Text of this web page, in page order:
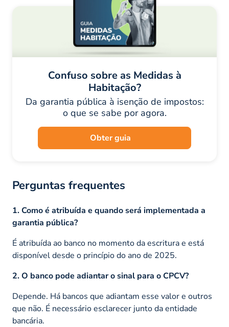
Confuso sobre as Medidas à
Habitação?
Da garantia pública à isenção de impostos:
o que se sabe por agora.
Obter guia
Perguntas frequentes
1. Como é atribuída e quando será implementada a
garantia pública?
É atribuída ao banco no momento da escritura e está
disponível desde o princípio do ano de 2025.
2. O banco pode adiantar o sinal para o CPCV?
Depende. Há bancos que adiantam esse valor e outros
que não. É necessário esclarecer junto da entidade
bancária.